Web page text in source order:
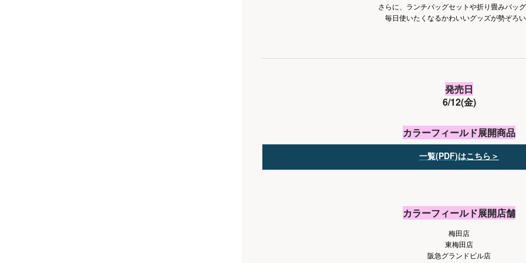
さらに、ランチバッグセットや折り畳みバッ
毎日使いたくなるかわいいグッズが勢ぞろ
発売日
6/12(金)
カラーフィールド展開商品
一覧(PDF)はこちら＞
カラーフィールド展開店舗
梅田店
東梅田店
阪急グランドビル店